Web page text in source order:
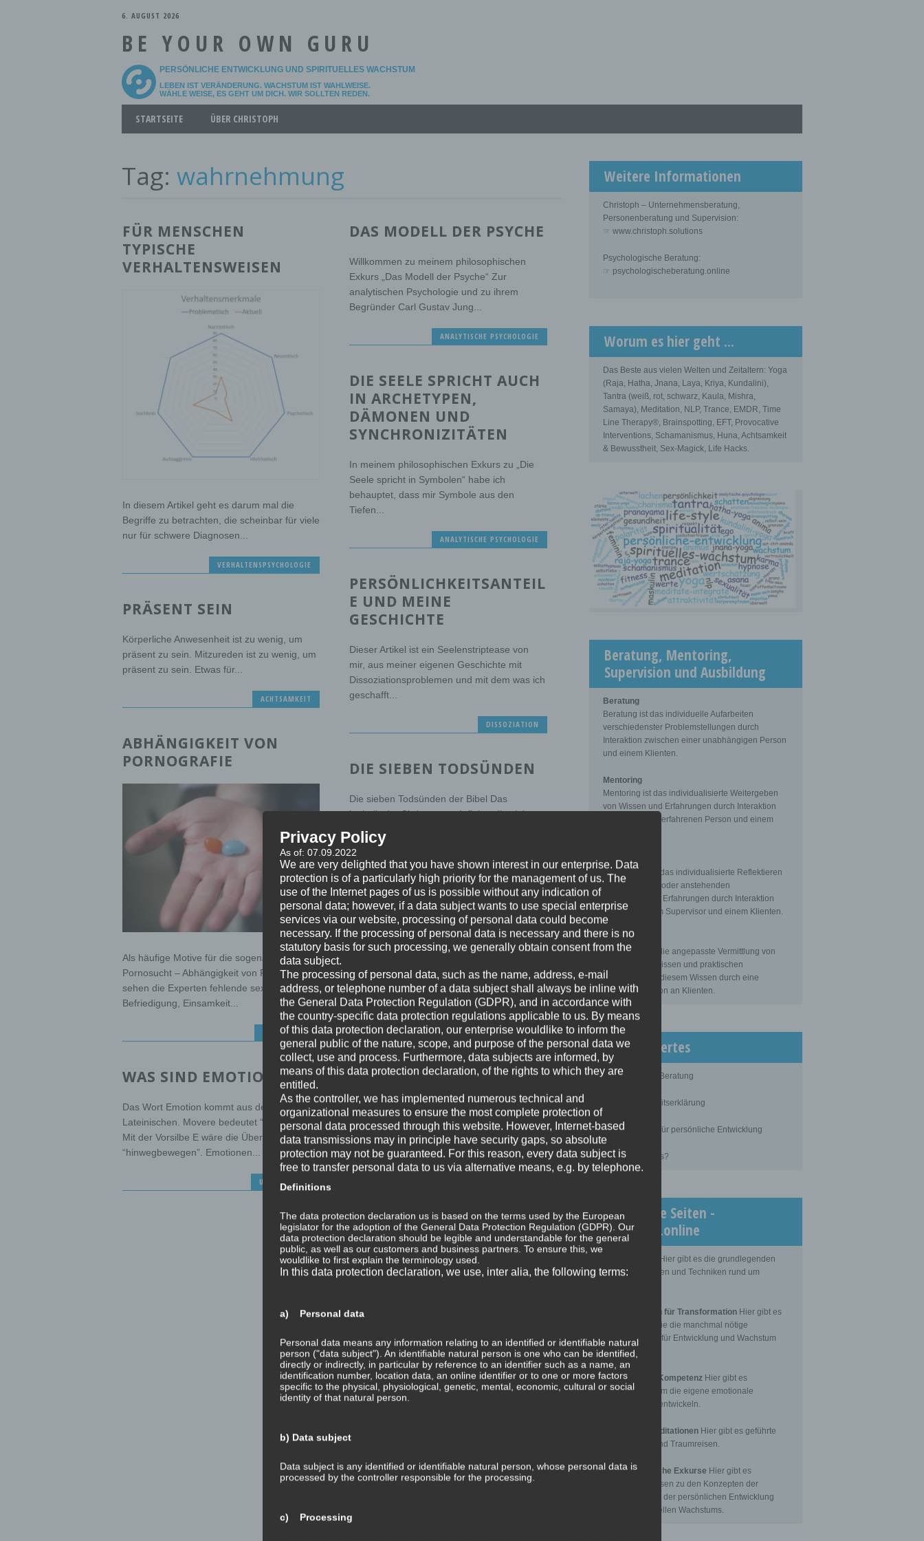
6. AUGUST 2026
BE YOUR OWN GURU
PERSÖNLICHE ENTWICKLUNG UND SPIRITUELLES WACHSTUM
LEBEN IST VERÄNDERUNG. WACHSTUM IST WAHLWEISE.
WÄHLE WEISE, ES GEHT UM DICH. WIR SOLLTEN REDEN.
Main menu
STARTSEITE ÜBER CHRISTOPH
Tag: wahrnehmung
FÜR MENSCHEN
TYPISCHE
VERHALTENSWEISEN
In diesem Artikel geht es darum mal die
Begriffe zu betrachten, die scheinbar für viele
nur für schwere Diagnosen...
VERHALTENSPSYCHOLOGIE
DAS MODELL DER PSYCHE
Willkommen zu meinem philosophischen
Exkurs „Das Modell der Psyche“ Zur
analytischen Psychologie und zu ihrem
Begründer Carl Gustav Jung...
ANALYTISCHE PSYCHOLOGIE
DIE SEELE SPRICHT AUCH
IN ARCHETYPEN,
DÄMONEN UND
SYNCHRONIZITÄTEN
In meinem philosophischen Exkurs zu „Die
Seele spricht in Symbolen“ habe ich
behauptet, dass mir Symbole aus den
Tiefen...
ANALYTISCHE PSYCHOLOGIE
PERSÖNLICHKEITSANTEIL
E UND MEINE
GESCHICHTE
Dieser Artikel ist ein Seelenstriptease von
mir, aus meiner eigenen Geschichte mit
Dissoziationsproblemen und mit dem was ich
geschafft...
DISSOZIATION
PRÄSENT SEIN
Körperliche Anwesenheit ist zu wenig, um
präsent zu sein. Mitzureden ist zu wenig, um
präsent zu sein. Etwas für...
ACHTSAMKEIT
ABHÄNGIGKEIT VON
PORNOGRAFIE
Als häufige Motive für die sogenannte
Pornosucht – Abhängigkeit von Pornografie –
sehen die Experten fehlende sexuelle
Befriedigung, Einsamkeit...
PSYCHOLOGIE
DIE SIEBEN TODSÜNDEN
Die sieben Todsünden der Bibel Das
katholische Christentum definiert die sieben
Todsünden wie folgt: Superbia – Hochmut
(Eitelkeit, Übermut)...
FOKUS
DAS UNBEWUSSTE
Linke und rechte Gehirnhälfte Eine der
Gehirnforschung war die Erkenntnis, dass
die beiden Gehirnhälften verschiedene
Grundfunktionen...
UNBEWUSSTES
WAS SIND EMOTIONEN?
Das Wort Emotion kommt aus dem
Lateinischen. Movere bedeutet “bewegen”.
Mit der Vorsilbe E wäre die Übersetzung
“hinwegbewegen”. Emotionen...
UNBEWUSSTES
WAHRNEHMUNG IST
PROJEKTION
Alle Wahrnehmung ist nur Projektion
Projektion Das Wort ‘Projektion’ kommt von
lateinisch proicio, was ‘hinwerfen’ und
‘vorwerfen’ bedeutet. Auch...
Weitere Informationen
Christoph – Unternehmensberatung,
Personenberatung und Supervision:
☞ www.christoph.solutions
Psychologische Beratung:
☞ psychologischeberatung.online
Worum es hier geht ...
Das Beste aus vielen Welten und Zeitaltern: Yoga
(Raja, Hatha, Jnana, Laya, Kriya, Kundalini),
Tantra (weiß, rot, schwarz, Kaula, Mishra,
Samaya), Meditation, NLP, Trance, EMDR, Time
Line Therapy®, Brainspotting, EFT, Provocative
Interventions, Schamanismus, Huna, Achtsamkeit
& Bewusstheit, Sex-Magick, Life Hacks.
Beratung, Mentoring,
Supervision und Ausbildung
Beratung
Beratung ist das individuelle Aufarbeiten
verschiedenster Problemstellungen durch
Interaktion zwischen einer unabhängigen Person
und einem Klienten.
Mentoring
Mentoring ist das individualisierte Weitergeben
von Wissen und Erfahrungen durch Interaktion
zwischen einer erfahrenen Person und einem
Supervision
Supervision ist das individualisierte Reflektieren
der gemachten oder anstehenden
professionellen Erfahrungen durch Interaktion
zwischen einem Supervisor und einem Klienten.
Ausbildung
Ausbildung ist die angepasste Vermittlung von
allgemeinem Wissen und praktischen
Fertigkeiten zu diesem Wissen durch eine
erfahrene Person an Klienten.
Wissenswertes
☞ Ablauf einer Beratung
☞ Vertraulichkeitserklärung
☞ Grundlagen für persönliche Entwicklung
☞ Was kostet es?
Wichtigste Seiten -
minimedi.online
Hier gibt es die grundlegenden
Wissenseinheiten und Techniken rund um
⇒ Meditationen für TransformationHier gibt es
Meditationen, die die manchmal nötige
Transformation für Entwicklung und Wachstum
anstoßen.
⇒ Emotionale KompetenzHier gibt es
Meditationen, um die eigene emotionale
Kompetenz zu entwickeln.
⇒ Geführte MeditationenHier gibt es geführte
Meditationen und Traumreisen.
⇒ Philosophische Exkurse Hier gibt es
Hintergrundwissen zu den Konzepten der
Transformation, der persönlichen Entwicklung
und des spirituellen Wachstums.
Privacy Policy
As of: 07.09.2022
We are very delighted that you have shown interest in our enterprise. Data
protection is of a particularly high priority for the management of us. The
use of the Internet pages of us is possible without any indication of
personal data; however, if a data subject wants to use special enterprise
services via our website, processing of personal data could become
necessary. If the processing of personal data is necessary and there is no
statutory basis for such processing, we generally obtain consent from the
data subject.
The processing of personal data, such as the name, address, e-mail
address, or telephone number of a data subject shall always be inline with
the General Data Protection Regulation (GDPR), and in accordance with
the country-specific data protection regulations applicable to us. By means
of this data protection declaration, our enterprise wouldlike to inform the
general public of the nature, scope, and purpose of the personal data we
collect, use and process. Furthermore, data subjects are informed, by
means of this data protection declaration, of the rights to which they are
entitled.
As the controller, we has implemented numerous technical and
organizational measures to ensure the most complete protection of
personal data processed through this website. However, Internet-based
data transmissions may in principle have security gaps, so absolute
protection may not be guaranteed. For this reason, every data subject is
free to transfer personal data to us via alternative means, e.g. by telephone.
Definitions
The data protection declaration us is based on the terms used by the European
legislator for the adoption of the General Data Protection Regulation (GDPR). Our
data protection declaration should be legible and understandable for the general
public, as well as our customers and business partners. To ensure this, we
wouldlike to first explain the terminology used.
In this data protection declaration, we use, inter alia, the following terms:
a) Personal data
Personal data means any information relating to an identified or identifiable natural
person ("data subject"). An identifiable natural person is one who can be identified,
directly or indirectly, in particular by reference to an identifier such as a name, an
identification number, location data, an online identifier or to one or more factors
specific to the physical, physiological, genetic, mental, economic, cultural or social
identity of that natural person.
b) Data subject
Data subject is any identified or identifiable natural person, whose personal data is
processed by the controller responsible for the processing.
c) Processing